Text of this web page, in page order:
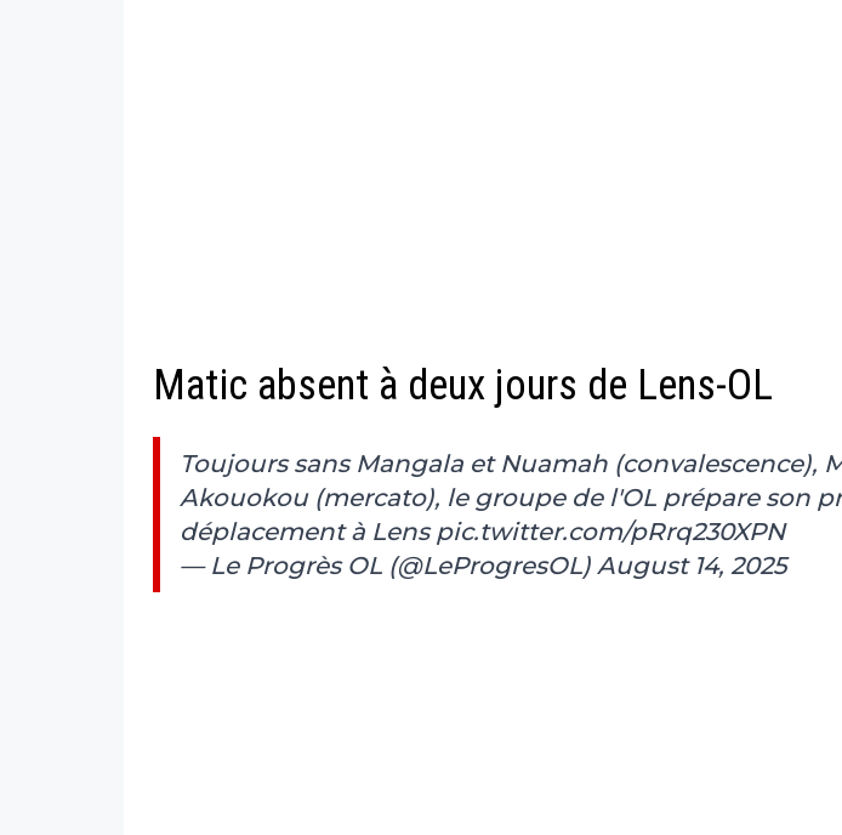
Matic absent à deux jours de Lens-OL
Toujours sans Mangala et Nuamah (convalescence),
Akouokou (mercato), le groupe de l'OL prépare son
déplacement à Lens pic.twitter.com/pRrq230XPN
— Le Progrès OL (@LeProgresOL) August 14, 2025